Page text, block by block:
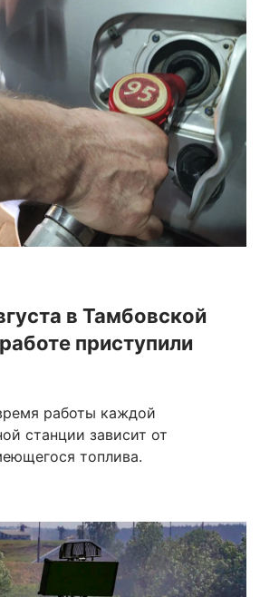
в Тамбовской
приступили
работы каждой
станции зависит от
топлива.